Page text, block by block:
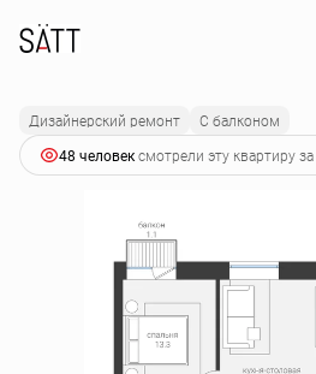
2-комнатная
Ипотека
Дизайнерский ремонт
С балконом
48 человексмотрели эту квартиру